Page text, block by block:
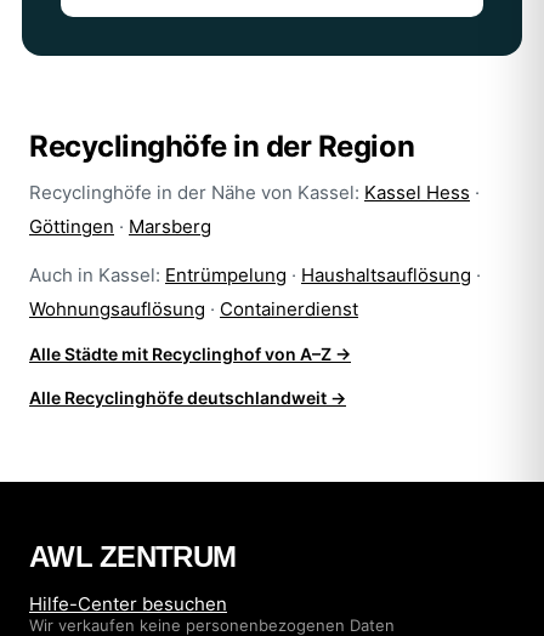
Recyclinghöfe in der Region
Recyclinghöfe in der Nähe von Kassel: Kassel Hess ·
Göttingen · Marsberg
Auch in Kassel: Entrümpelung · Haushaltsauflösung ·
Wohnungsauflösung · Containerdienst
Alle Städte mit Recyclinghof von A–Z →
Alle Recyclinghöfe deutschlandweit →
AWL ZENTRUM
Hilfe-Center besuchen
Wir verkaufen keine personenbezogenen Daten